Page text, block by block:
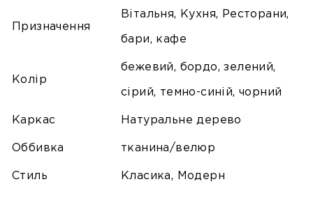
Призначення
Вітальня, Кухня, Ресторани,
бари, кафе
Колір
бежевий, бордо, зелений,
сірий, темно-синій, чорний
Каркас Натуральне дерево
Оббивка тканина/велюр
Стиль Класика, Модерн